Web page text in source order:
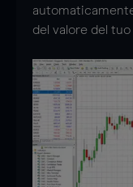
del valore del